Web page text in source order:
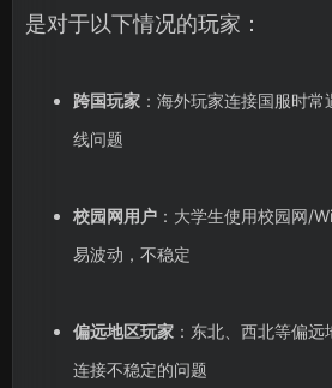
是对于以下情况的玩家：
跨国玩家：海外玩家连接国服时
线问题
校园网用户：大学生使用校园网/
易波动，不稳定
偏远地区玩家：东北、西北等偏远
连接不稳定的问题